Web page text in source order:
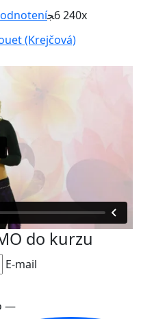
6 240x
(Krejčová)
do kurzu
E-mail
—